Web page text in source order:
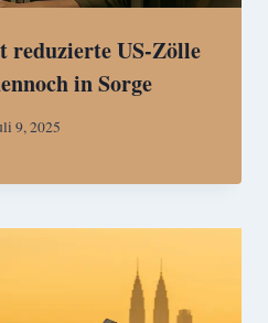
reduzierte US-Zölle
in Sorge
9, 2025